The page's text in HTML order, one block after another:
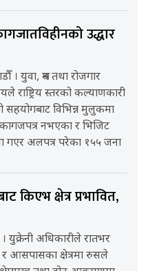
उद्धार
। युवा, श्रम तथा रोजगार
राष्ट्रिय स्तरको कल्याणकारी
सहयोगबाट विभिन्न मुलुकमा
नभएका र भिजिट
गएर अलपत्र परेका १५५ जना
किएभ क्षेत्र प्रभावित,
युक्रेनी अधिकारीले रातभर
आसपासका क्षेत्रमा रुसले